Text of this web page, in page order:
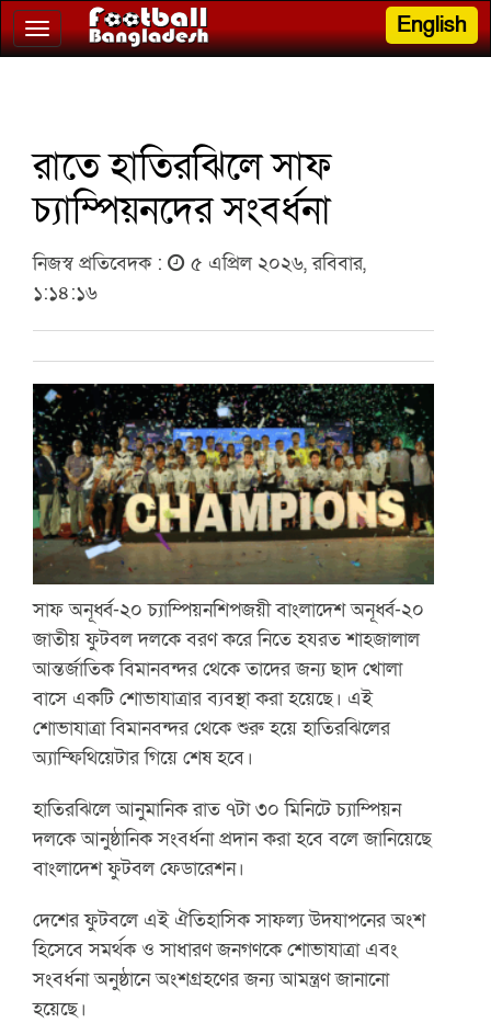
Toggle
navigation
English
রাতে হাতিরঝিলে সাফ
চ্যাম্পিয়নদের সংবর্ধনা
নিজস্ব প্রতিবেদক :
৫ এপ্রিল ২০২৬, রবিবার,
১:১৪:১৬
সাফ অনূর্ধ্ব-২০ চ্যাম্পিয়নশিপজয়ী বাংলাদেশ অনূর্ধ্ব-২০
জাতীয় ফুটবল দলকে বরণ করে নিতে হযরত শাহজালাল
আন্তর্জাতিক বিমানবন্দর থেকে তাদের জন্য ছাদ খোলা
বাসে একটি শোভাযাত্রার ব্যবস্থা করা হয়েছে। এই
শোভাযাত্রা বিমানবন্দর থেকে শুরু হয়ে হাতিরঝিলের
অ্যাম্ফিথিয়েটার গিয়ে শেষ হবে।
হাতিরঝিলে আনুমানিক রাত ৭টা ৩০ মিনিটে চ্যাম্পিয়ন
দলকে আনুষ্ঠানিক সংবর্ধনা প্রদান করা হবে বলে জানিয়েছে
বাংলাদেশ ফুটবল ফেডারেশন।
দেশের ফুটবলে এই ঐতিহাসিক সাফল্য উদযাপনের অংশ
হিসেবে সমর্থক ও সাধারণ জনগণকে শোভাযাত্রা এবং
সংবর্ধনা অনুষ্ঠানে অংশগ্রহণের জন্য আমন্ত্রণ জানানো
হয়েছে।